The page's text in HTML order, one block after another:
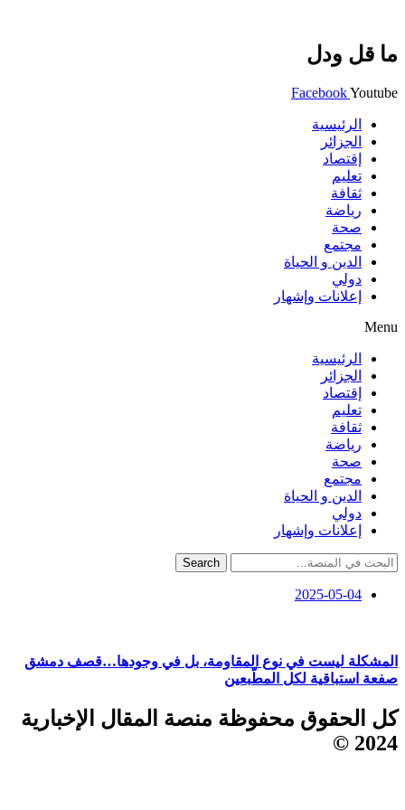
ما قل ودل
FacebookYoutube
الرئيسية
الجزائر
إقتصاد
تعليم
ثقافة
رياضة
صحة
مجتمع
الدين و الحياة
دولي
إعلانات وإشهار
Menu
الرئيسية
الجزائر
إقتصاد
تعليم
ثقافة
رياضة
صحة
مجتمع
الدين و الحياة
دولي
إعلانات وإشهار
Search
2025-05-04
المشكلة ليست في نوع المقاومة، بل في وجودها…قصف دمشق
صفعة استباقية لكل المطّبعين
كل الحقوق محفوظة منصة المقال الإخبارية
2024 ©